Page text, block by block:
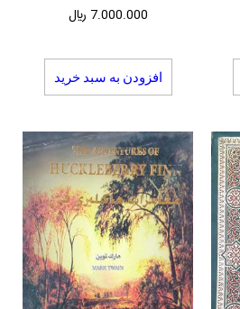
7.000.000 ﷼
افزودن به سبد خرید